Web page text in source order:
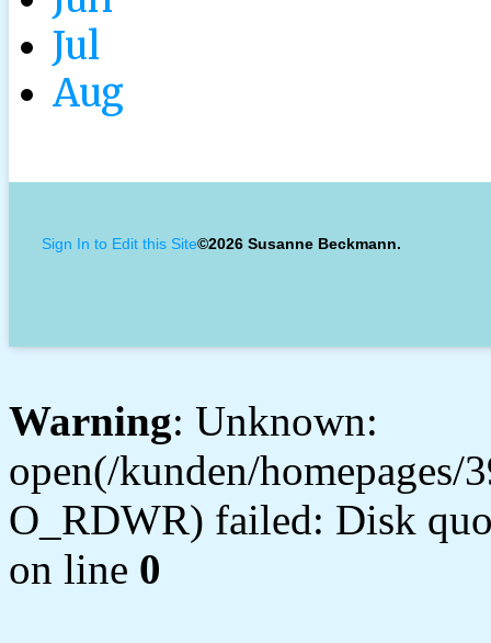
Jul
Aug
Sign In to Edit this Site©2026 Susanne Beckmann.
Warning: Unknown:
open(/kunden/
O_RDWR) failed: Disk
on line 0